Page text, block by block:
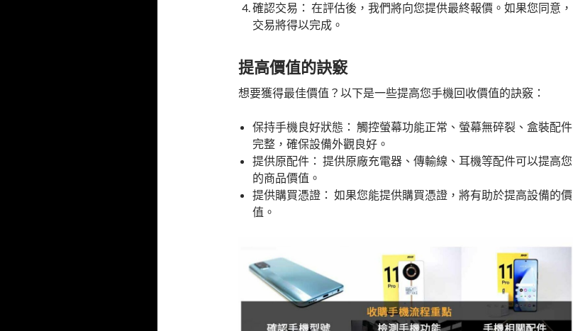
確認交易： 在評估後，我們將向您提供最終報價。如果您同意，
交易將得以完成。
提高價值的訣竅
想要獲得最佳價值？以下是一些提高您手機回收價值的訣竅：
保持手機良好狀態： 觸控螢幕功能正常、螢幕無碎裂、盒裝配件
完整，確保設備外觀良好。
提供原配件： 提供原廠充電器、傳輸線、耳機等配件可以提高您
的商品價值。
提供購買憑證： 如果您能提供購買憑證，將有助於提高設備的價
值。